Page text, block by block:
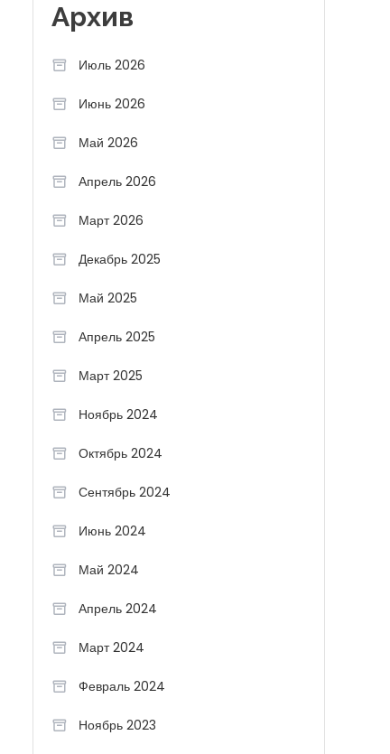
Архив
Июль 2026
Июнь 2026
Май 2026
Апрель 2026
Март 2026
Декабрь 2025
Май 2025
Апрель 2025
Март 2025
Ноябрь 2024
Октябрь 2024
Сентябрь 2024
Июнь 2024
Май 2024
Апрель 2024
Март 2024
Февраль 2024
Ноябрь 2023